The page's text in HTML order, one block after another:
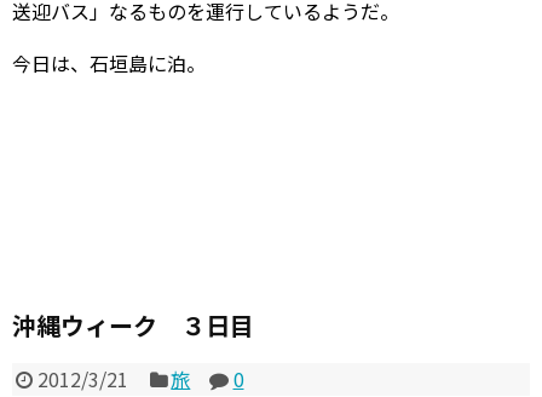
送迎バス」なるものを運行しているようだ。
今日は、石垣島に泊。
沖縄ウィーク ３日目
2012/3/21 旅
0